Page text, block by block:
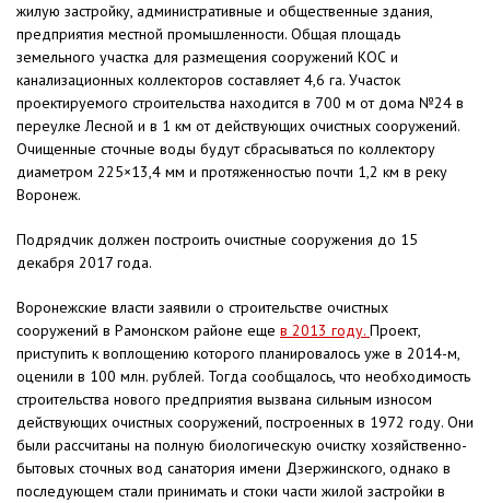
жилую застройку, административные и общественные здания,
предприятия местной промышленности. Общая площадь
земельного участка для размещения сооружений КОС и
канализационных коллекторов составляет 4,6 га. Участок
проектируемого строительства находится в 700 м от дома №24 в
переулке Лесной и в 1 км от действующих очистных сооружений.
Очищенные сточные воды будут сбрасываться по коллектору
диаметром 225×13,4 мм и протяженностью почти 1,2 км в реку
Воронеж.
Подрядчик должен построить очистные сооружения до 15
декабря 2017 года.
Воронежские власти заявили о строительстве очистных
сооружений в Рамонском районе еще в 2013 году. Проект,
приступить к воплощению которого планировалось уже в 2014-м,
оценили в 100 млн. рублей. Тогда сообщалось, что необходимость
строительства нового предприятия вызвана сильным износом
действующих очистных сооружений, построенных в 1972 году. Они
были рассчитаны на полную биологическую очистку хозяйственно-
бытовых сточных вод санатория имени Дзержинского, однако в
последующем стали принимать и стоки части жилой застройки в